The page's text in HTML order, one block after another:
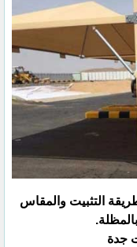
التثبيت والمقاس
جدة